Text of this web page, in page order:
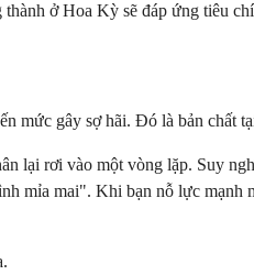
ở Hoa Kỳ sẽ đáp ứng tiêu
mức gây sợ hãi. Đó là bản chất
lại rơi vào một vòng lặp. Suy
mỉa mai". Khi bạn nỗ lực mạnh